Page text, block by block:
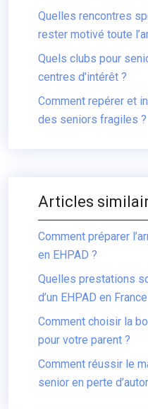
Quelles rencontres
rester motivé toute
Quels clubs pour
centres d’intérêt ?
Comment repérer et
des seniors fragiles ?
Articles
Comment préparer
en EHPAD ?
Quelles prestations
d’un EHPAD en
Comment choisir la
pour votre parent ?
Comment réussir le
senior en perte